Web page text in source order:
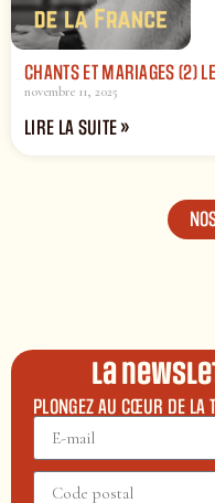
CHANTS ET MARIAGES (2)
novembre 11, 2025
LIRE LA SUITE »
La
PLONGEZ AU CŒUR DE LA